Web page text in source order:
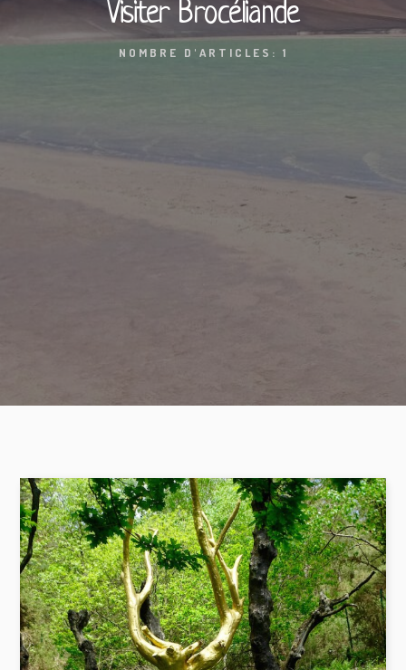
Visiter Brocéliande
NOMBRE D'ARTICLES: 1